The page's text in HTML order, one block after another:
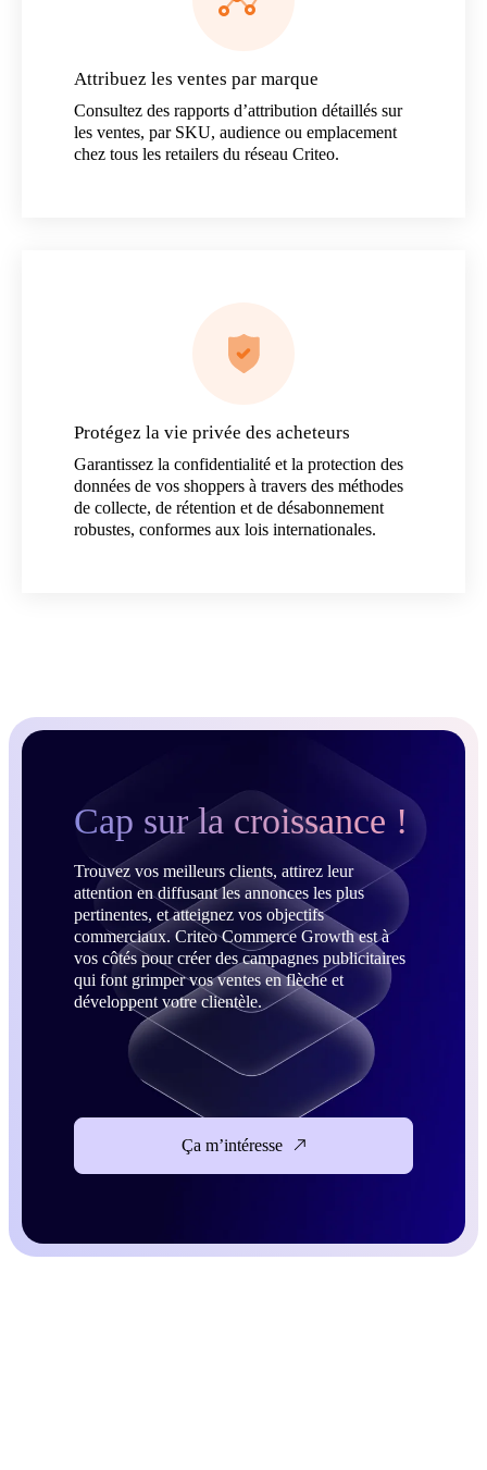
Attribuez les ventes par marque
Consultez des rapports d’attribution détaillés sur
les ventes, par SKU, audience ou emplacement
chez tous les retailers du réseau Criteo.
Protégez la vie privée des acheteurs
Garantissez la confidentialité et la protection des
données de vos shoppers à travers des méthodes
de collecte, de rétention et de désabonnement
robustes, conformes aux lois internationales.
Cap sur la croissance !
Trouvez vos meilleurs clients, attirez leur
attention en diffusant les annonces les plus
pertinentes, et atteignez vos objectifs
commerciaux. Criteo Commerce Growth est à
vos côtés pour créer des campagnes publicitaires
qui font grimper vos ventes en flèche et
développent votre clientèle.
Ça m’intéresse